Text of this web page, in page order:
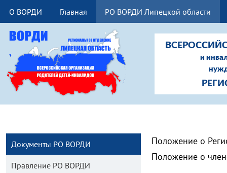
О ВОРДИ Главная РО ВОРДИ Липецкой области
и
Документы РО ВОРДИ
Правление РО ВОРДИ
Положение о
Положение о